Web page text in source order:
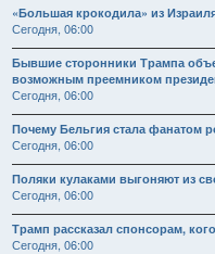
«Большая крокодила» из
Сегодня, 06:00
Бывшие сторонники Трампа
возможным преемником
Сегодня, 06:00
Почему Бельгия стала фанатом
Сегодня, 06:00
Поляки кулаками выгоняют из
Сегодня, 06:00
Трамп рассказал спонсорам,
Сегодня, 06:00